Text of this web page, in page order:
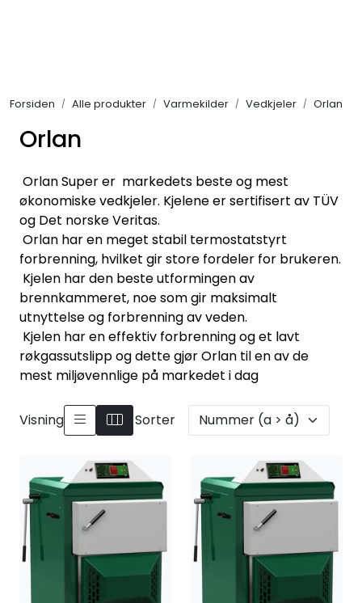
Forsiden Alle produkter Varmekilder Vedkjeler Orlan
Orlan
Orlan Super er markedets beste og mest
økonomiske vedkjeler. Kjelene er sertifisert av TÜV
og Det norske Veritas.
Orlan har en meget stabil termostatstyrt
forbrenning, hvilket gir store fordeler for brukeren.
Kjelen har den beste utformingen av
brennkammeret, noe som gir maksimalt
utnyttelse og forbrenning av veden.
Kjelen har en effektiv forbrenning og et lavt
røkgassutslipp og dette gjør Orlan til en av de
mest miljøvennlige på markedet i dag
Visning Sorter
KAMPANJER
Søk om proffkundekonto
Reservedeler
Outlet
Be om tilbud